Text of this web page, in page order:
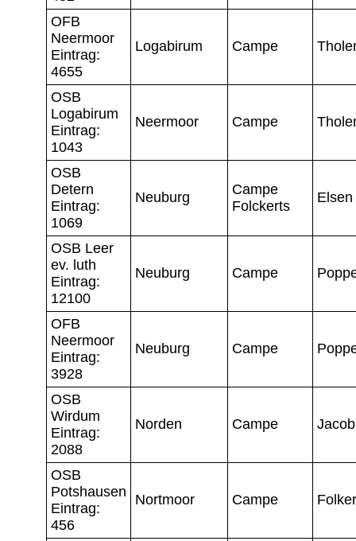
OFB
Neermoor
Eintrag:
4655
Logabirum Campe
OSB
Logabirum
Eintrag:
1043
Neermoor Campe
OSB
Detern
Eintrag:
1069
Neuburg
Campe
Folckerts
Elsen
OSB Leer
ev. luth
Eintrag:
12100
Neuburg Campe
OFB
Neermoor
Eintrag:
3928
Neuburg Campe
OSB
Wirdum
Eintrag:
2088
Norden Campe
OSB
Potshausen
Eintrag:
456
Nortmoor Campe